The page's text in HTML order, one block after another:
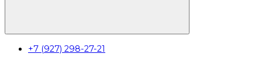
+7 (927) 298-27-21